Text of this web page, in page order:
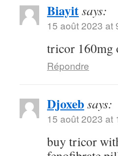
Biayitsays:
15 août 2023 at
tricor 160mg
Répondre
Djoxebsays:
15 août 2023 at
buy tricor